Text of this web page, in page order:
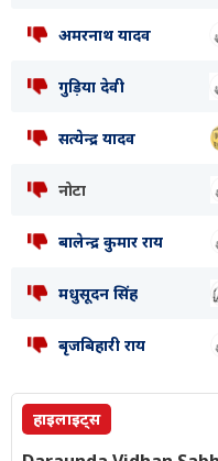
अमरनाथ यादव
गुड़िया देवी
सत्येन्द्र यादव
नोटा
बालेन्द्र कुमार राय
मधुसूदन सिंह
बृजबिहारी राय
हाइलाइट्स